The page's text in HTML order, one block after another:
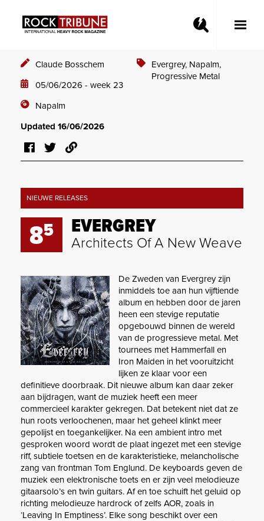
Toggle
Claude Bosschem
05/06/2026 - week 23
Napalm
Evergrey, Napalm,
Progressive Metal
Updated 16/06/2026
NIEUWE RELEASES
85 EVERGREY
Architects Of A New Weave
De Zweden van Evergrey zijn
inmiddels toe aan hun vijftiende
album en hebben door de jaren
heen een stevige reputatie
opgebouwd binnen de wereld
van de progressieve metal. Met
tournees met Hammerfall en
Iron Maiden in het vooruitzicht
lijken ze klaar voor een
definitieve doorbraak. Dit nieuwe album kan daar zeker
aan bijdragen, want de muziek heeft een meer
commercieel karakter gekregen. Dat betekent niet dat ze
hun roots verloochenen, maar het geheel klinkt meer
gepolijst en toegankelijker. Na een ambient intro met
gesproken woord wordt de plaat ingezet met een stevige
riff, subtiele toetsen en de karakteristieke, melancholische
zang van frontman Tom Englund. De keyboards geven de
muziek een elektronische toets en er zijn veel melodieuze
gitaarsolo’s en twin guitars. Af en toe schuift het geluid op
richting melodieuze hardrock of zelfs AOR, zoals in
‘Leaving In Emptiness’. Elke song beschikt over een